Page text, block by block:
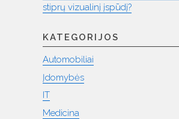
stiprų vizualinį įspūdį?
KATEGORIJOS
Automobiliai
Įdomybės
IT
Medicina